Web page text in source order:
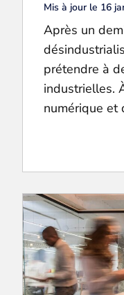
Mis à jour le 16
Après un
prétendre à
industrielles.
numérique et